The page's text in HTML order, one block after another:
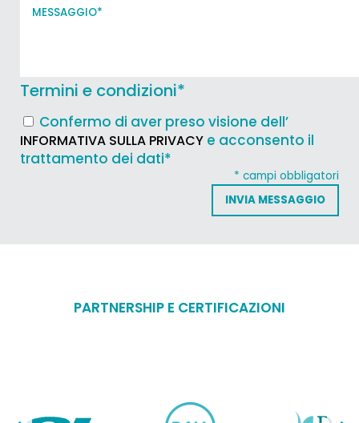
Termini e condizioni*
Confermo di aver preso visione dell’
INFORMATIVA SULLA PRIVACY e acconsento il
trattamento dei dati*
* campi obbligatori
PARTNERSHIP E CERTIFICAZIONI